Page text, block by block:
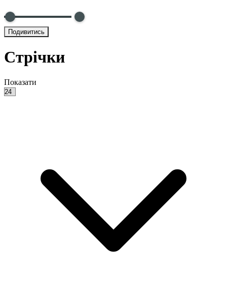
Подивитись
Стрічки
Показати